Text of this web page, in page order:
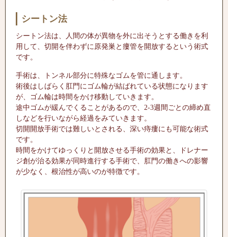
シートン法
シートン法は、人間の体が異物を外に出そうとする働きを利
用して、切開を伴わずに原発巣と瘻管を開放するという術式
です。
手術は、トンネル部分に特殊なゴムを管に通します。
術後はしばらく肛門にゴム輪が結ばれている状態になります
が、ゴム輪は時間をかけ移動していきます。
途中ゴムが緩んでくることがあるので、2-3週間ごとの締め直
しなどを行いながら経過をみていきます。
切開開放手術では難しいとされる、深い痔瘻にも可能な術式
です。
時間をかけてゆっくりと開放させる手術の効果と、ドレナー
ジ創が治る効果が同時進行する手術で、肛門の働きへの影響
が少なく、根治性が高いのが特徴です。